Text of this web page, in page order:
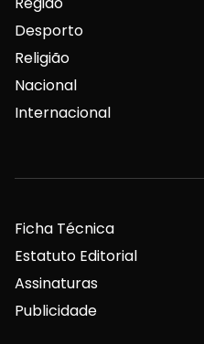
Desporto
Religião
Nacional
Internacional
Ficha Técnica
Estatuto Editorial
Assinaturas
Publicidade